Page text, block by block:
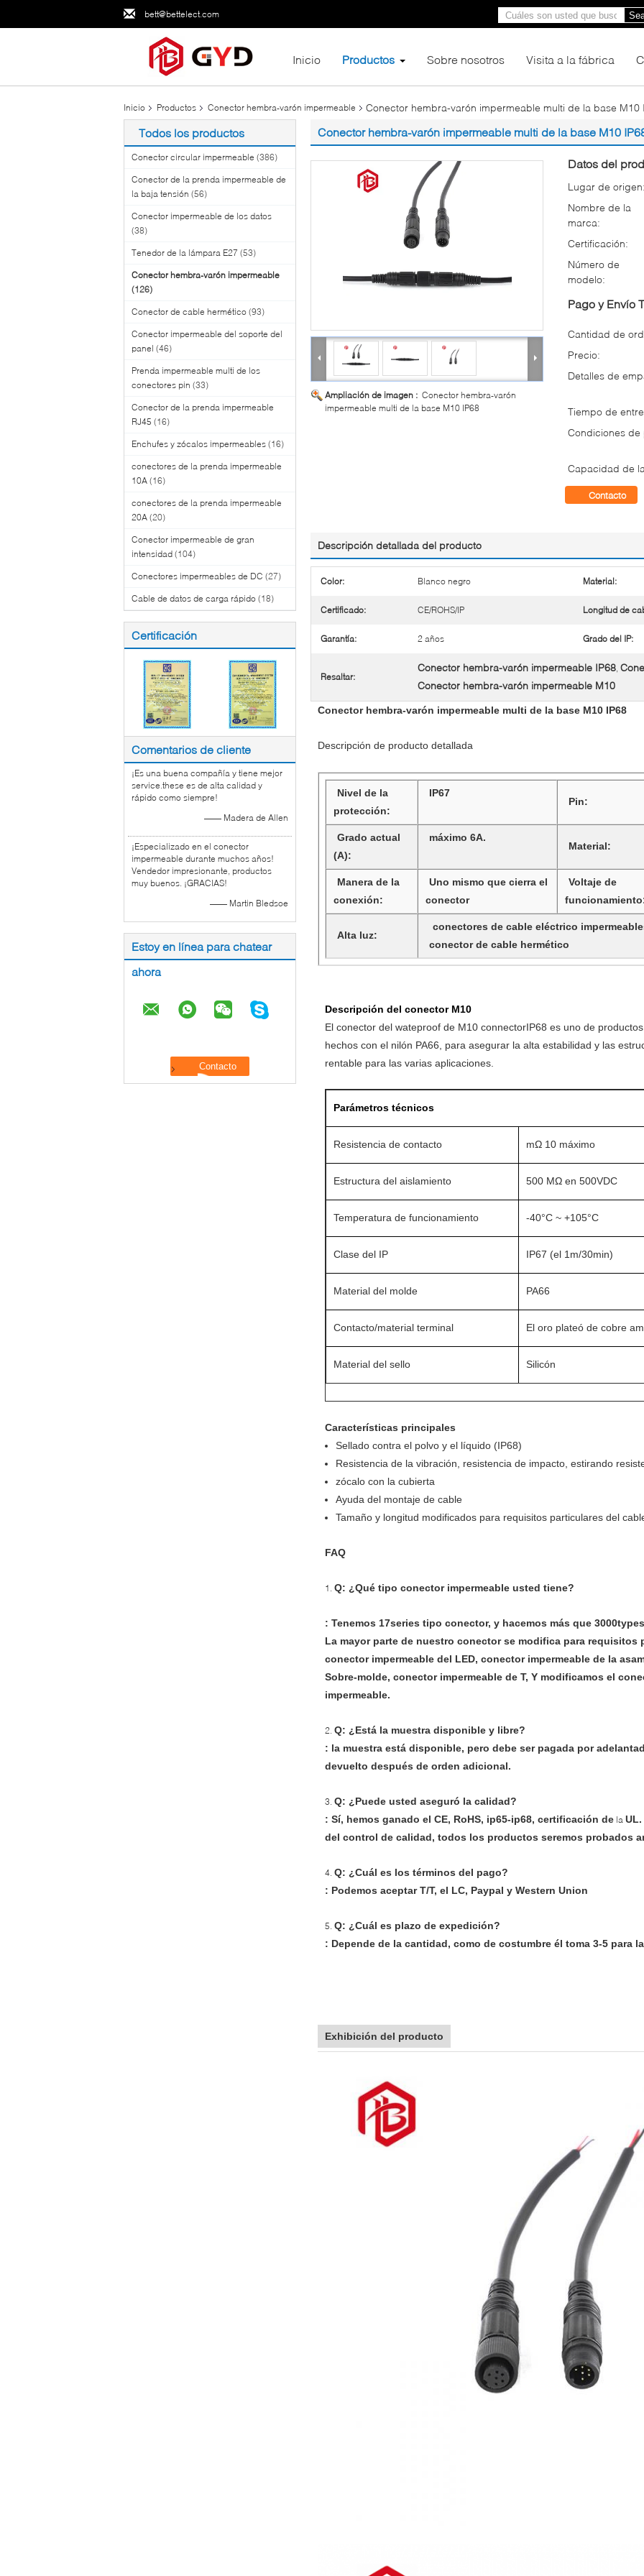
bett@bettelect.com
Inicio Productos Sobre nosotros Visita a la fábrica
Inicio Productos Conector hembra-varón impermeable Conector hembra-varón impermeable multi de la base M10
Todos los productos
Conector circular impermeable (386)
Conector de la prenda impermeable de
la baja tensión (56)
Conector impermeable de los datos
(38)
Tenedor de la lámpara E27 (53)
Conector hembra-varón impermeable
(126)
Conector de cable hermético (93)
Conector impermeable del soporte del
panel (46)
Prenda impermeable multi de los
conectores pin (33)
Conector de la prenda impermeable
RJ45 (16)
Enchufes y zócalos impermeables (16)
conectores de la prenda impermeable
10A (16)
conectores de la prenda impermeable
20A (20)
Conector impermeable de gran
intensidad (104)
Conectores impermeables de DC (27)
Cable de datos de carga rápido (18)
Certificación
Comentarios de cliente
¡Es una buena compañía y tiene mejor
service.these es de alta calidad y
rápido como siempre!
—— Madera de Allen
¡Especializado en el conector
impermeable durante muchos años!
Vendedor impresionante, productos
muy buenos. ¡GRACIAS!
—— Martin Bledsoe
Estoy en línea para chatear
ahora
Conector hembra-varón impermeable multi de la base M10
Ampliación de imagen : Conector hembra-varón
impermeable multi de la base M10 IP68
Datos del
Lugar de origen:
Nombre de la
marca:
Certificación:
Número de
modelo:
Pago y Envío
Cantidad de
Precio:
Detalles de
Tiempo de
Condiciones de
Capacidad de
Contacto
Descripción detallada del producto
Color: Blanco negro Material:
Certificado: CE/ROHS/IP Longitud de
Garantía: 2 años Grado del IP:
Resaltar:
Conector hembra-varón impermeable IP68
Conector hembra-varón impermeable M10
Conector hembra-varón impermeable multi de la base M10 IP68
Descripción de producto detallada
Nivel de la
protección:
IP67
Pin:
Grado actual
(A):
máximo 6A.
Material:
Manera de la
conexión:
Uno mismo que cierra el
conector
Voltaje de
Alta luz:
conectores de cable eléctrico
conector de cable hermético
Descripción del conector M10
El conector del wateproof de M10 connectorIP68 es uno de
hechos con el nilón PA66, para asegurar la alta estabilidad y las
rentable para las varias aplicaciones
Parámetros técnicos
Resistencia de contacto mΩ 10 máximo
Estructura del aislamiento 500 MΩ en 500VDC
Temperatura de funcionamiento -40°C ~ +105°C
Clase del IP IP67 (el 1m/30min)
Material del molde PA66
Contacto/material terminal El oro plateó de cobre
Material del sello Silicón
Características principales
Sellado contra el polvo y el líquido (IP68)
Resistencia de la vibración, resistencia de impacto, estirando
zócalo con la cubierta
Ayuda del montaje de cable
Tamaño y longitud modificados para requisitos particulares del
FAQ
1. Q: ¿Qué tipo conector impermeable usted tiene?
: Tenemos 17series tipo conector, y hacemos más que
La mayor parte de nuestro conector se modifica para requisitos
conector impermeable del LED, conector impermeable de la
Sobre-molde, conector impermeable de T, Y modificamos el
impermeable.
2. Q: ¿Está la muestra disponible y libre?
: la muestra está disponible, pero debe ser pagada por
devuelto después de orden adicional.
3. Q: ¿Puede usted aseguró la calidad?
: Sí, hemos ganado el CE, RoHS, ip65-ip68, certificación de la
del control de calidad, todos los productos seremos probados
4. Q: ¿Cuál es los términos del pago?
: Podemos aceptar T/T, el LC, Paypal y Western Union
5. Q: ¿Cuál es plazo de expedición?
: Depende de la cantidad, como de costumbre él toma 3-5 para
Exhibición del producto